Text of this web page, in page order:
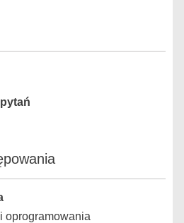
oprogramowania